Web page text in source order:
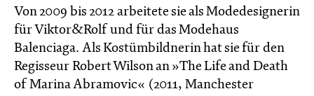
Von 2009 bis 2012 arbeitete sie als Modedesignerin
für Viktor&Rolf und für das Modehaus
Balenciaga. Als Kostümbildnerin hat sie für den
Regisseur Robert Wilson an »The Life and Death
of Marina Abramovic« (2011, Manchester